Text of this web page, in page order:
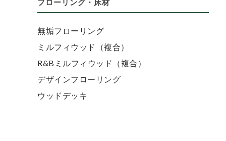
フローリング・床材
無垢フローリング
ミルフィウッド（複合）
R&Bミルフィウッド（複合）
デザインフローリング
ウッドデッキ